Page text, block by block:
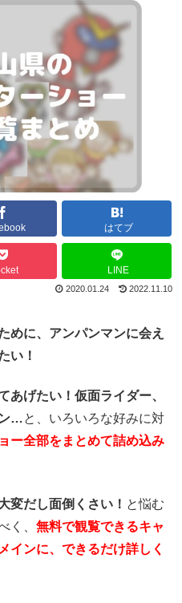
はてブ
LINE
2020.01.24 2022.11.10
めに、アンパンマンに会え
い！
あげたい！ 仮面ライダー、
ン…と、いろいろな好みに対
ー全部をまとめて詰め込み
変だし面倒くさい！ と悩む
く、 無料で観覧できるキャ
インに、できるだけ詳しく